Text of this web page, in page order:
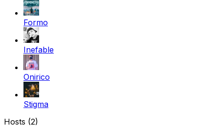
Formo
Inefable
Onirico
Stigma
Hosts (2)